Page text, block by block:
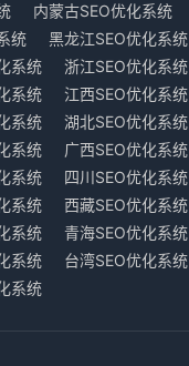
内蒙古SEO优化系统
统 黑龙江SEO优化系统
系统 浙江SEO优化系统
系统 江西SEO优化系统
系统 湖北SEO优化系统
系统 广西SEO优化系统
系统 四川SEO优化系统
系统 西藏SEO优化系统
系统 青海SEO优化系统
系统 台湾SEO优化系统
系统